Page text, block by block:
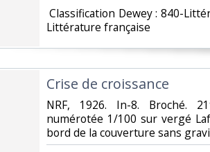
Classification Dewey : 840-
Littérature française‎
‎Crise de croissance ‎
‎NRF, 1926. In-8. Broché.
numérotée 1/100 sur vergé
bord de la couverture sans